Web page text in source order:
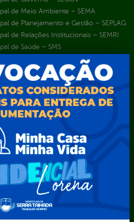
de Meio Ambiente – SEMA
de Planejamento e Gestão – SEPLAG
de Relações Institucionais – SEMRI
de Saúde – SMS
de Serviços Públicos – SEMUSP
Trânsito e Transportes de Serra
e Controle
E-sic
Como
solicitar
Consulte sua
Solicitação
Decretos
Estatísticas
Formulários
Serviços
Carta de
Serviços
Ferramenta de